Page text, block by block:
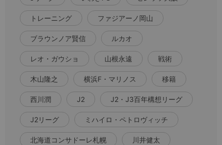
トレーニング ファジアーノ岡山
ブラウンノア賢信 ルカオ
レオ・ガウショ 山根永遠 戦術
木山隆之 横浜F・マリノス 移籍
西川潤 J2 J2・J3百年構想リーグ
J2リーグ ミハイロ・ペトロヴィッチ
北海道コンサドーレ札幌 川井健太